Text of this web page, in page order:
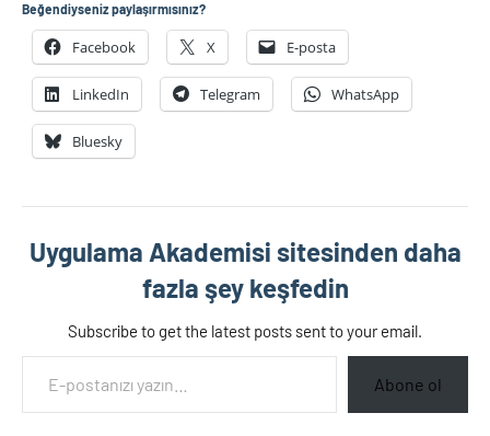
Beğendiyseniz paylaşırmısınız?
Facebook X E-posta
LinkedIn Telegram WhatsApp
Bluesky
Uygulama Akademisi sitesinden daha
fazla şey keşfedin
Subscribe to get the latest posts sent to your email.
E-postanızı yazın…
Abone ol